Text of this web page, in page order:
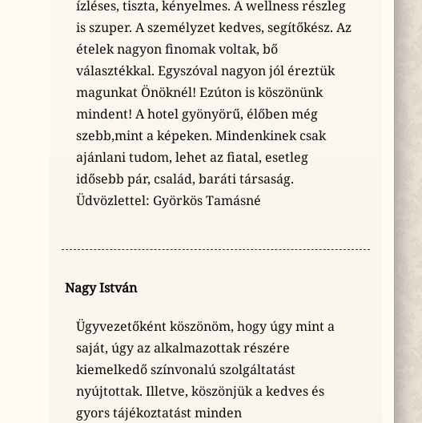
ízléses, tiszta, kényelmes. A wellness részleg
is szuper. A személyzet kedves, segítőkész. Az
ételek nagyon finomak voltak, bő
választékkal. Egyszóval nagyon jól éreztük
magunkat Önöknél! Ezúton is köszönünk
mindent! A hotel gyönyörű, élőben még
szebb,mint a képeken. Mindenkinek csak
ajánlani tudom, lehet az fiatal, esetleg
idősebb pár, család, baráti társaság.
Üdvözlettel: Györkös Tamásné
Nagy István
Ügyvezetőként köszönöm, hogy úgy mint a
saját, úgy az alkalmazottak részére
kiemelkedő színvonalú szolgáltatást
nyújtottak. Illetve, köszönjük a kedves és
gyors tájékoztatást minden